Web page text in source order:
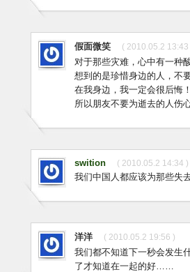
假面微笑 ( 2010.05.2 13:43
对于那些灾难，心中有一种
想到的是珍惜身边的人，不
在我身边，我一定会很后悔！
所以朋友不要为逝去的人伤
swition ( 2010.05.2 14:34 )
我们中国人都应该为那些失
洋洋 ( 2010.05.2 19:56 )
我们都不知道下一秒会发生
了才知道在一起的好……